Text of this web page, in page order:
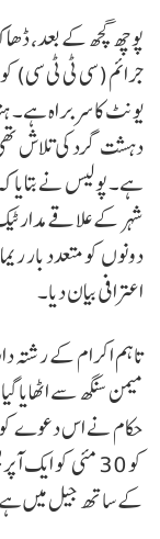
پوچھ گچھ کے بعد،
جرائم (سی ٹی ٹی سی)
یونٹ کا سربراہ
دہشت گرد کی تلاش
شہر کے علاقے
دونوں کو متعدد بار
اعترافی بیان دیا۔
میمن سنگھ سے اٹھایا
حکام نے اس دعوے کو
کو 30 مئی کو
کے ساتھ جیل میں